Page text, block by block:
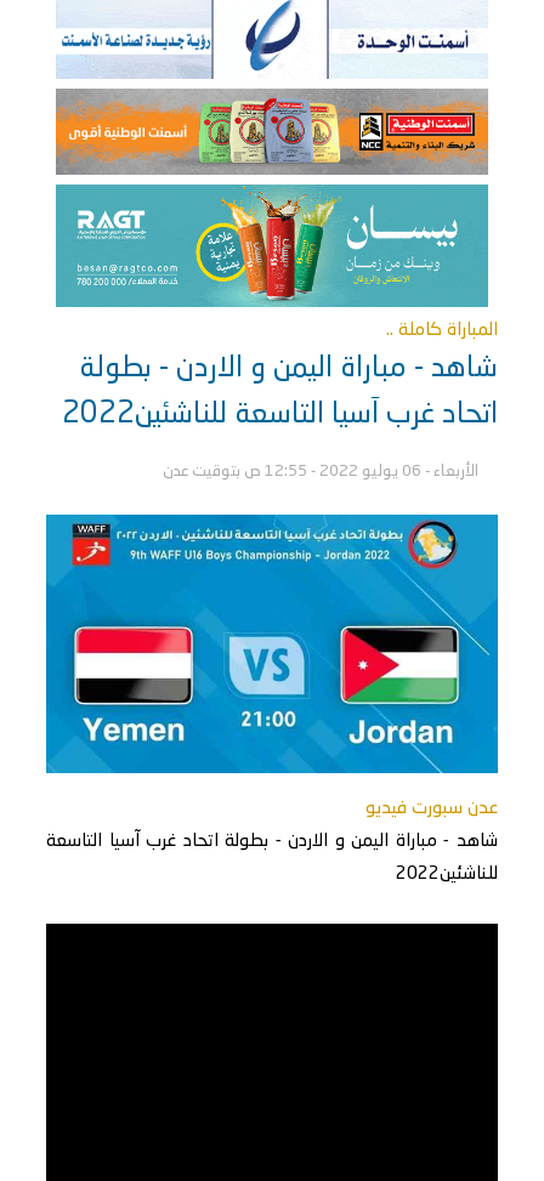
المباراة كاملة ..
شاهد - مباراة اليمن و الاردن - بطولة
اتحاد غرب آسيا التاسعة للناشئين2022
الأربعاء - 06 يوليو 2022 - 12:55 ص بتوقيت عدن
عدن سبورت فيديو
شاهد - مباراة اليمن و الاردن - بطولة اتحاد غرب آسيا التاسعة
للناشئين2022